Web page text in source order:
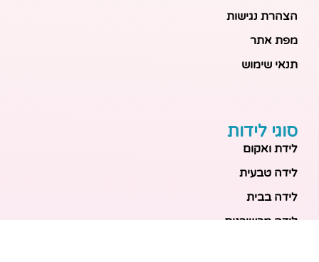
הצהרת נגישות
מפת אתר
תנאי שימוש
סוגי לידות
לידת ואקום
לידה טבעית
לידה בבית
לידה מכשירנית